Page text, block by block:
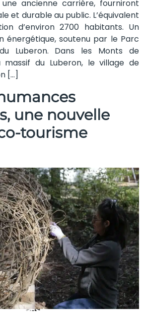
ancienne carrière, fourniront
et durable au public. L’équivalent
d’environ 2700 habitants. Un
énergétique, soutenu par le Parc
Luberon. Dans les Monts de
massif du Luberon, le village de
[…]
une nouvelle
tourisme